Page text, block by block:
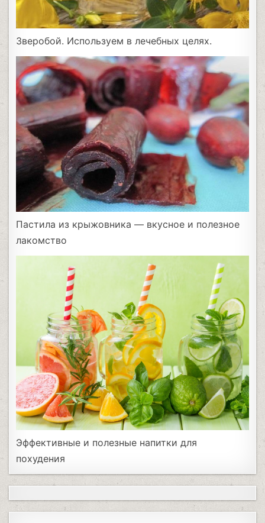
Зверобой. Используем в лечебных целях.
Пастила из крыжовника — вкусное и полезное
лакомство
Эффективные и полезные напитки для
похудения